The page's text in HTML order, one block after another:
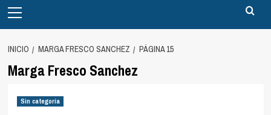
principal
INICIO MARGA FRESCO SANCHEZ PÁGINA 15
Marga Fresco Sanchez
Sin categoría